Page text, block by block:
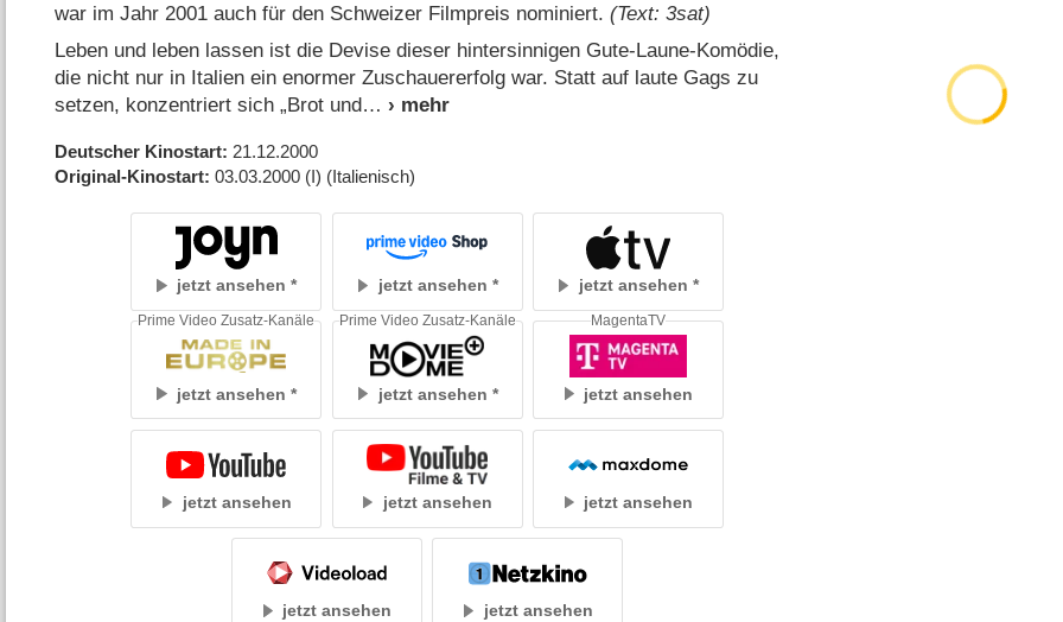
war im Jahr 2001 auch für den Schweizer Filmpreis nominiert.(Text: 3sat)
Leben und leben lassen ist die Devise dieser hintersinnigen Gute-Laune-Komödie,
die nicht nur in Italien ein enormer Zuschauererfolg war. Statt auf laute Gags zu
setzen, konzentriert sich „Brot und
Deutscher Kinostart 21.12.2000
Original-Kinostart 03.03.2000 (I) (Italienisch)
jetzt ansehen jetzt ansehen jetzt ansehen
jetzt ansehen
Prime Video Zusatz-Kanäle
jetzt ansehen
Prime Video Zusatz-Kanäle
jetzt ansehen
MagentaTV
jetzt ansehen jetzt ansehen jetzt ansehen
jetzt ansehen jetzt ansehen